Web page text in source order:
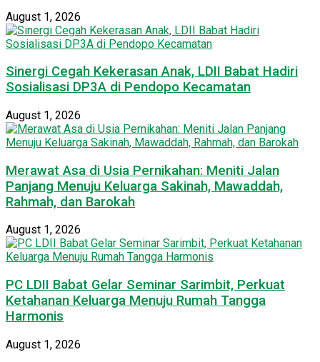
August 1, 2026
Sinergi Cegah Kekerasan Anak, LDII Babat Hadiri
Sosialisasi DP3A di Pendopo Kecamatan
August 1, 2026
Merawat Asa di Usia Pernikahan: Meniti Jalan
Panjang Menuju Keluarga Sakinah, Mawaddah,
Rahmah, dan Barokah
August 1, 2026
PC LDII Babat Gelar Seminar Sarimbit, Perkuat
Ketahanan Keluarga Menuju Rumah Tangga
Harmonis
August 1, 2026